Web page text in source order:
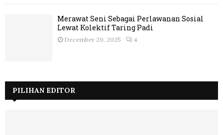
Merawat Seni Sebagai Perlawanan Sosial
Lewat Kolektif Taring Padi
December 20, 2025 4
PILIHAN EDITOR